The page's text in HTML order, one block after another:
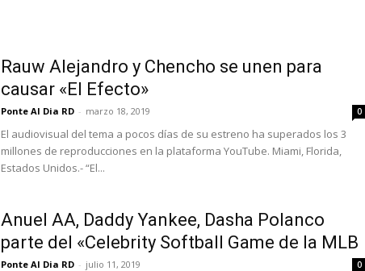
Rauw Alejandro y Chencho se unen para
causar «El Efecto»
Ponte Al Dia RD - marzo 18, 2019 0
El audiovisual del tema a pocos días de su estreno ha superados los 3
millones de reproducciones en la plataforma YouTube. Miami, Florida,
Estados Unidos.- “El...
Anuel AA, Daddy Yankee, Dasha Polanco
parte del «Celebrity Softball Game de la MLB
Ponte Al Dia RD - julio 11, 2019 0